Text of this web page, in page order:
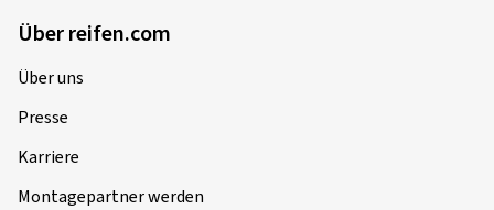
Über reifen.com
Über uns
Presse
Karriere
Montagepartner werden